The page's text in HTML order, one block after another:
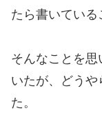
たら書いてい
そんなことを
いたが、どう
た。